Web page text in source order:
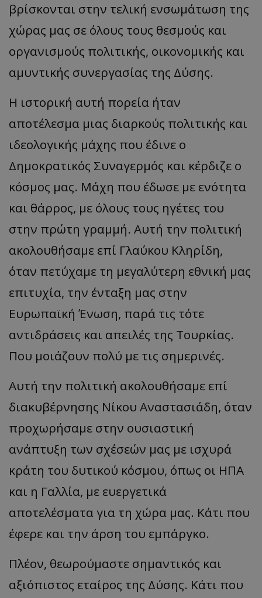
βρίσκονται στην τελική ενσωμάτωση της
χώρας μας σε όλους τους θεσμούς και
οργανισμούς πολιτικής, οικονομικής και
αμυντικής συνεργασίας της Δύσης.
Η ιστορική αυτή πορεία ήταν
αποτέλεσμα μιας διαρκούς πολιτικής και
ιδεολογικής μάχης που έδινε ο
Δημοκρατικός Συναγερμός και κέρδιζε ο
κόσμος μας. Μάχη που έδωσε με ενότητα
και θάρρος, με όλους τους ηγέτες του
στην πρώτη γραμμή. Αυτή την πολιτική
ακολουθήσαμε επί Γλαύκου Κληρίδη,
όταν πετύχαμε τη μεγαλύτερη εθνική μας
επιτυχία, την ένταξη μας στην
Ευρωπαϊκή Ένωση, παρά τις τότε
αντιδράσεις και απειλές της Τουρκίας.
Που μοιάζουν πολύ με τις σημερινές.
Αυτή την πολιτική ακολουθήσαμε επί
διακυβέρνησης Νίκου Αναστασιάδη, όταν
προχωρήσαμε στην ουσιαστική
ανάπτυξη των σχέσεών μας με ισχυρά
κράτη του δυτικού κόσμου, όπως οι ΗΠΑ
και η Γαλλία, με ευεργετικά
αποτελέσματα για τη χώρα μας. Κάτι που
έφερε και την άρση του εμπάργκο.
Πλέον, θεωρούμαστε σημαντικός και
αξιόπιστος εταίρος της Δύσης. Κάτι που